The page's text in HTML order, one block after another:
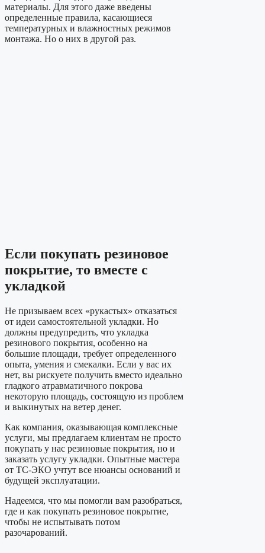
материалы. Для этого даже введены
определенные правила, касающиеся
температурных и влажностных режимов
монтажа. Но о них в другой раз.
Если покупать резиновое
покрытие, то вместе с
укладкой
Не призываем всех «рукастых» отказаться
от идеи самостоятельной укладки. Но
должны предупредить, что укладка
резинового покрытия, особенно на
большие площади, требует определенного
опыта, умения и смекалки. Если у вас их
нет, вы рискуете получить вместо идеально
гладкого атравматичного покрова
некоторую площадь, состоящую из проблем
и выкинутых на ветер денег.
Как компания, оказывающая комплексные
услуги, мы предлагаем клиентам не просто
покупать у нас резиновые покрытия, но и
заказать услугу укладки. Опытные мастера
от ТС-ЭКО учтут все нюансы оснований и
будущей эксплуатации.
Надеемся, что мы помогли вам разобраться,
где и как покупать резиновое покрытие,
чтобы не испытывать потом
разочарований.